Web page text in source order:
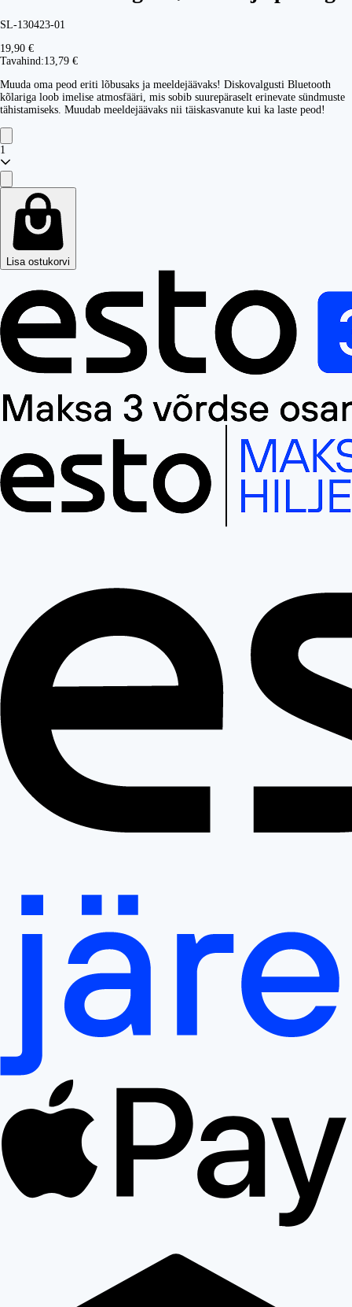
SL-130423-01
19,90 €
Tavahind:13,79 €
Muuda oma peod eriti lõbusaks ja meeldejäävaks! Diskovalgusti Bluetooth
kõlariga loob imelise atmosfääri, mis sobib suurepäraselt erinevate sündmuste
tähistamiseks. Muudab meeldejäävaks nii täiskasvanute kui ka laste peod!
1
Lisa ostukorvi